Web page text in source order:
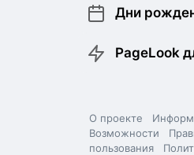
Дни
PageLook
О проекте
Возможности
пользования